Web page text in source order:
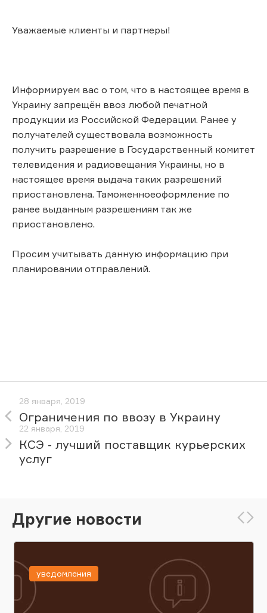
Уважаемые клиенты и партнеры!
Информируем вас о том, что в настоящее время в
Украину запрещён ввоз любой печатной
продукции из Российской Федерации. Ранее у
получателей существовала возможность
получить разрешение в Государственный комитет
телевидения и радиовещания Украины, но в
настоящее время выдача таких разрешений
приостановлена. Таможенноеоформление по
ранее выданным разрешениям так же
приостановлено.
Просим учитывать данную информацию при
планировании отправлений.
28 января, 2019
Ограничения по ввозу в Украину
22 января, 2019
КСЭ - лучший поставщик курьерских
услуг
Другие новости
уведомления